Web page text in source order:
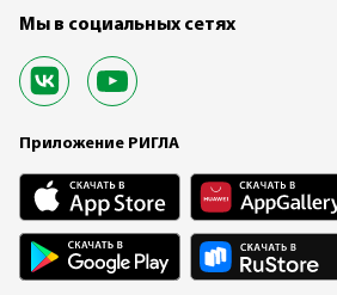
Мы в социальных сетях
Приложение РИГЛА